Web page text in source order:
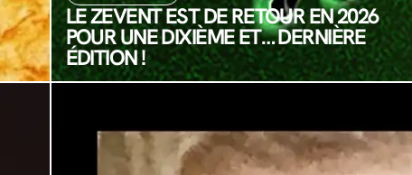
LE ZEVENT EST DE RETOUR EN 2026
POUR UNE DIXIÈME ET… DERNIÈRE
ÉDITION !